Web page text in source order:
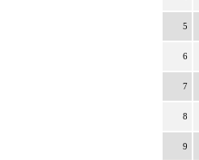
5
6
7
8
9